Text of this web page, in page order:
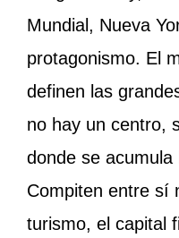
Mundial, Nueva
protagonismo. El
definen las
no hay un centro,
donde se
Compiten entre sí
turismo, el capital